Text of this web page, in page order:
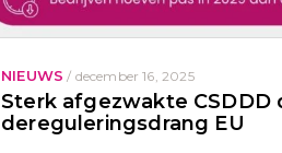
NIEUWS / december 16, 2025
Sterk afgezwakte CSDDD
dereguleringsdrang EU